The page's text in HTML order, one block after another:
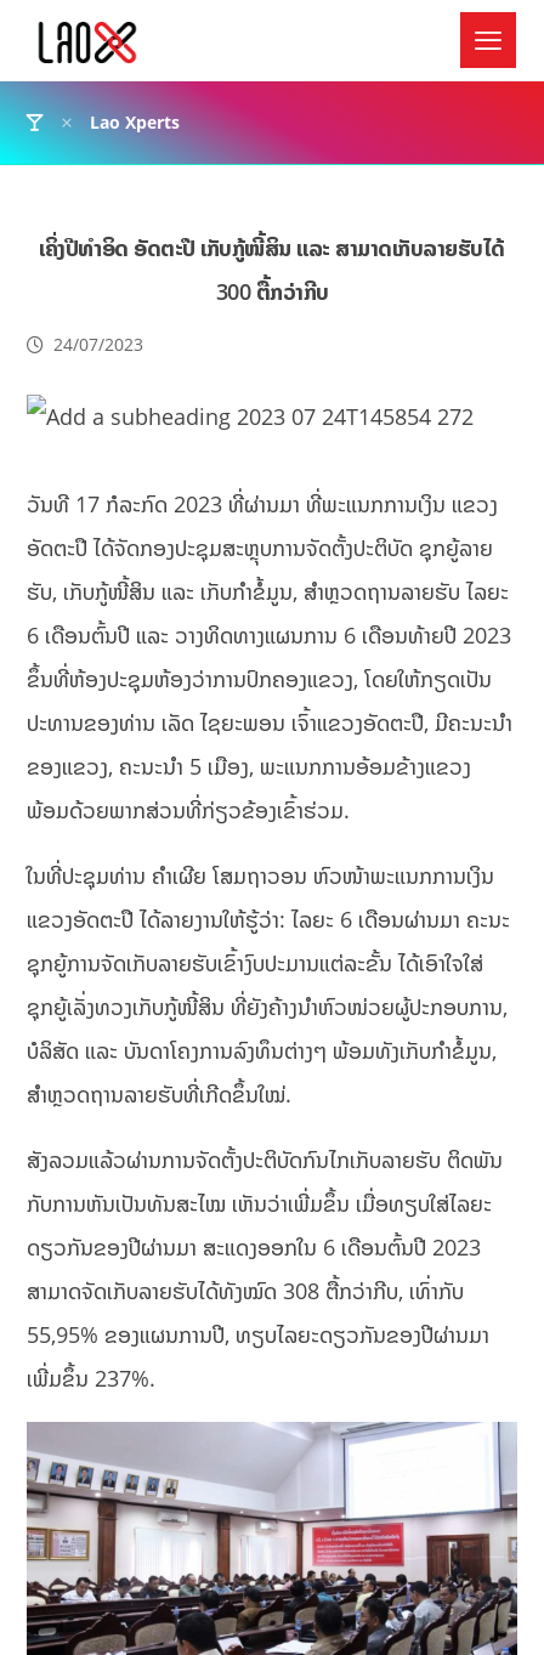
Lao Xperts
ເຄິ່ງປີທຳອິດ ອັດຕະປື ເກັບກູ້ໜີ້ສິນ ແລະ ສາມາດເກັບລາຍຮັບໄດ້
300 ຕື້ກວ່າກີບ
24/07/2023
ວັນທີ 17 ກໍລະກົດ 2023 ທີ່ຜ່ານມາ ທີ່ພະແນກການເງິນ ແຂວງ
ອັດຕະປື ໄດ້ຈັດກອງປະຊຸມສະຫຼຸບການຈັດຕັ້ງປະຕິບັດ ຊຸກຍູ້ລາຍ
ຮັບ, ເກັບກູ້ໜີ້ສິນ ແລະ ເກັບກໍາຂໍ້ມູນ, ສໍາຫຼວດຖານລາຍຮັບ ໄລຍະ
6 ເດືອນຕົ້ນປີ ແລະ ວາງທິດທາງແຜນການ 6 ເດືອນທ້າຍປີ 2023
ຂຶ້ນທີ່ຫ້ອງປະຊຸມຫ້ອງວ່າການປົກຄອງແຂວງ, ໂດຍໃຫ້ກຽດເປັນ
ປະທານຂອງທ່ານ ເລັດ ໄຊຍະພອນ ເຈົ້າແຂວງອັດຕະປື, ມີຄະນະນໍາ
ຂອງແຂວງ, ຄະນະນໍາ 5 ເມືອງ, ພະແນກການອ້ອມຂ້າງແຂວງ
ພ້ອມດ້ວຍພາກສ່ວນທີ່ກ່ຽວຂ້ອງເຂົ້າຮ່ວມ.
ໃນທີ່ປະຊຸມທ່ານ ຄຳເຜີຍ ໂສມຖາວອນ ຫົວໜ້າພະແນກການເງິນ
ແຂວງອັດຕະປື ໄດ້ລາຍງານໃຫ້ຮູ້ວ່າ: ໄລຍະ 6 ເດືອນຜ່ານມາ ຄະນະ
ຊຸກຍູ້ການຈັດເກັບລາຍຮັບເຂົ້າງົບປະມານແຕ່ລະຂັ້ນ ໄດ້ເອົາໃຈໃສ່
ຊຸກຍູ້ເລັ່ງທວງເກັບກູ້ໜີ້ສິນ ທີ່ຍັງຄ້າງນໍາຫົວໜ່ວຍຜູ້ປະກອບການ,
ບໍລິສັດ ແລະ ບັນດາໂຄງການລົງທຶນຕ່າງໆ ພ້ອມທັງເກັບກໍາຂໍ້ມູນ,
ສໍາຫຼວດຖານລາຍຮັບທີ່ເກີດຂຶ້ນໃໝ່.
ສັງລວມແລ້ວຜ່ານການຈັດຕັ້ງປະຕິບັດກົນໄກເກັບລາຍຮັບ ຕິດພັນ
ກັບການຫັນເປັນທັນສະໄໝ ເຫັນວ່າເພີ່ມຂຶ້ນ ເມື່ອທຽບໃສ່ໄລຍະ
ດຽວກັນຂອງປີຜ່ານມາ ສະແດງອອກໃນ 6 ເດືອນຕົ້ນປີ 2023
ສາມາດຈັດເກັບລາຍຮັບໄດ້ທັງໝົດ 308 ຕື້ກວ່າກີບ, ເທົ່າກັບ
55,95% ຂອງແຜນການປີ, ທຽບໄລຍະດຽວກັນຂອງປີຜ່ານມາ
ເພີ່ມຂຶ້ນ 237%.